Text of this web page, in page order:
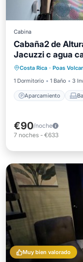
Cabina
Cabaña2 de
Jacuzzi c agua
Costa Rica · Poas
1 Dormitorio
1 Baño 3
Aparcamiento
Cocina
€90/noche
7 noches - €633
Muy bien valorado